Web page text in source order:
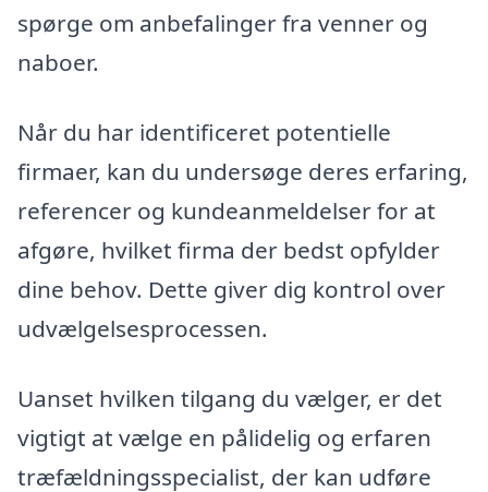
spørge om anbefalinger fra venner og
naboer.
Når du har identificeret potentielle
firmaer, kan du undersøge deres erfaring,
referencer og kundeanmeldelser for at
afgøre, hvilket firma der bedst opfylder
dine behov. Dette giver dig kontrol over
udvælgelsesprocessen.
Uanset hvilken tilgang du vælger, er det
vigtigt at vælge en pålidelig og erfaren
træfældningsspecialist, der kan udføre